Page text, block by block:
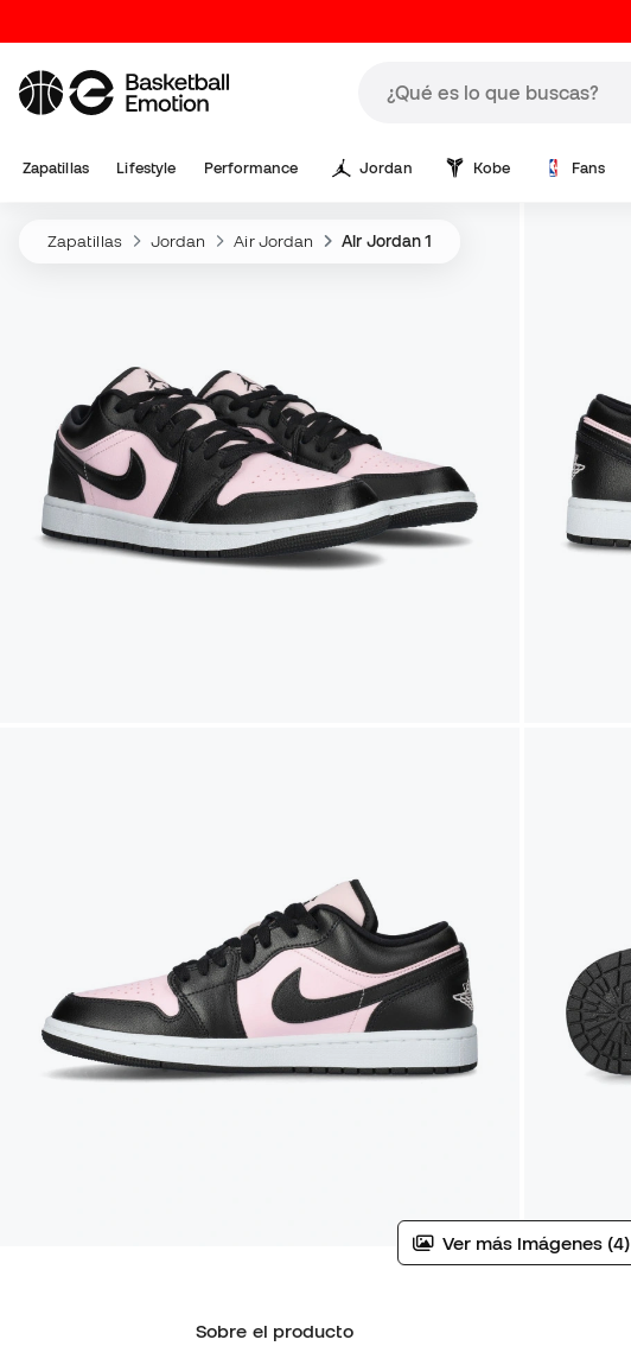
Zapatillas Lifestyle Performance Jordan Kobe Fans
Zapatillas Jordan Air Jordan Air Jordan 1
Ver más imágenes (4)
Sobre el producto